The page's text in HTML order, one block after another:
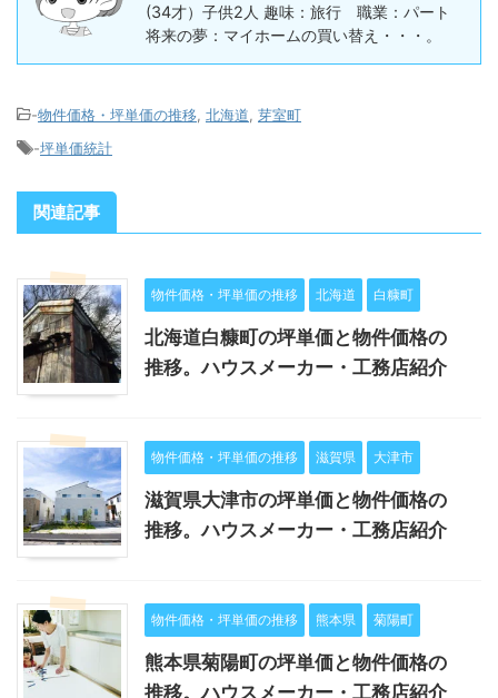
(34才）子供2人 趣味：旅行 職業：パート
将来の夢：マイホームの買い替え・・・。
-物件価格・坪単価の推移 北海道 芽室町
-坪単価統計
関連記事
物件価格・坪単価の推移 北海道 白糠町
北海道白糠町の坪単価と物件価格の
推移。ハウスメーカー・工務店紹介
物件価格・坪単価の推移 滋賀県 大津市
滋賀県大津市の坪単価と物件価格の
推移。ハウスメーカー・工務店紹介
物件価格・坪単価の推移 熊本県 菊陽町
熊本県菊陽町の坪単価と物件価格の
推移。ハウスメーカー・工務店紹介